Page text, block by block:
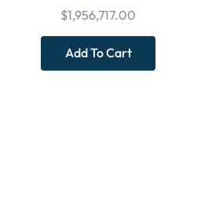
$1,956,717.00
Add To Cart